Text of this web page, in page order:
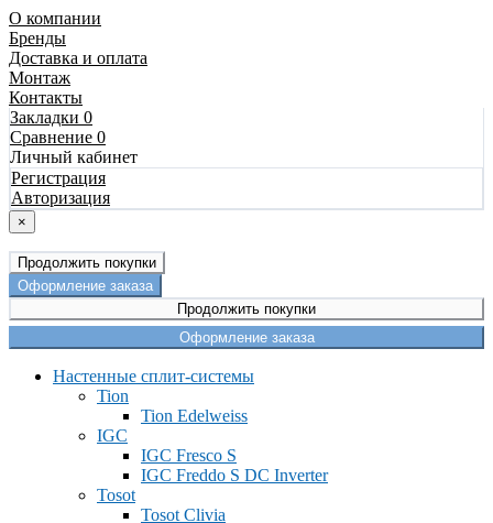
О компании
Бренды
Доставка и оплата
Монтаж
Контакты
Закладки 0
Сравнение 0
Личный кабинет
Регистрация
Авторизация
×
Продолжить покупки
Оформление заказа
Продолжить покупки
Оформление заказа
Настенные сплит-системы
Tion
Tion Edelweiss
IGC
IGC Fresco S
IGC Freddo S DC Inverter
Tosot
Tosot Clivia